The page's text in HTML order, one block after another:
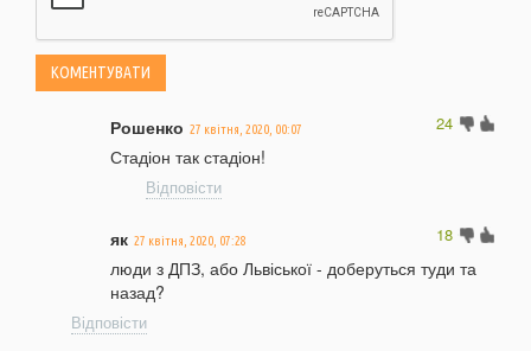
24
Рошенко 27 квітня, 2020, 00:07
Стадіон так стадіон!
Відповісти
18
як 27 квітня, 2020, 07:28
люди з ДПЗ, або Львіської - доберуться туди та
назад?
Відповісти